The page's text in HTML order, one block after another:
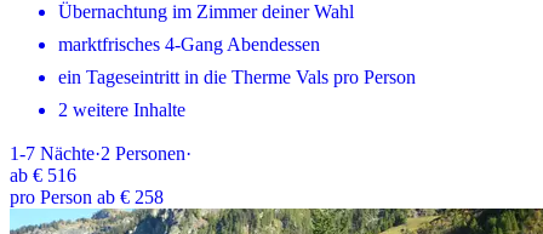
Übernachtung im Zimmer deiner Wahl
marktfrisches 4-Gang Abendessen
ein Tageseintritt in die Therme Vals pro Person
2 weitere Inhalte
1-7 Nächte·2 Personen·
ab € 516
pro Person ab € 258